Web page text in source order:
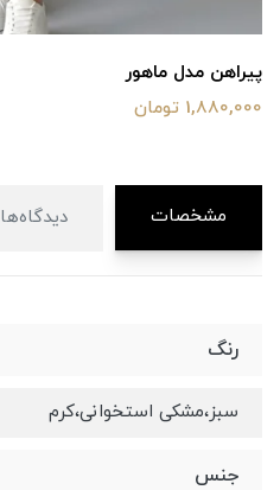
پیراهن مدل ماهور
1,880,000 تومان
مشخصات دیدگاه‌ها
رنگ
سبز،مشکی استخوانی،کرم
جنس